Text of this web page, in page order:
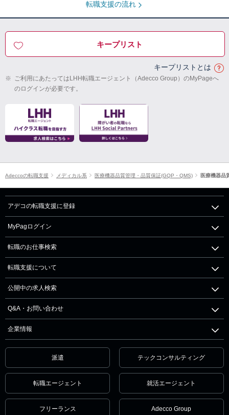
転職支援の流れ
キープリスト
キープリストとは
※ ご利用にあたってはLHH転職エージェント（Adecco Group）のMyPageへ
のログインが必要です。
Adeccoの転職支援 メディカル系 医療機器品質管理・品質保証(GQP・QMS) 医療機器品
アデコの転職支援に登録
MyPagログイン
転職のお仕事検索
転職支援について
公開中の求人検索
Q&A・お問い合わせ
企業情報
派遣 テックコンサルティング
転職エージェント 就活エージェント
フリーランス Adecco Group